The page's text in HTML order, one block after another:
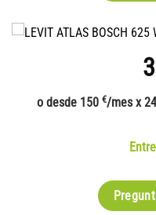
o desde 150 €/mes x